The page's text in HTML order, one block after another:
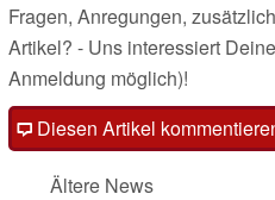
Fragen, Anregungen,
Artikel? - Uns interessiert
Anmeldung möglich)!
Diesen Artikel
Ältere News